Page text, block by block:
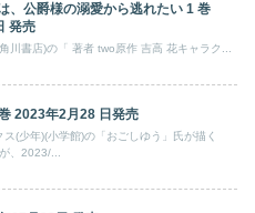
、公爵様の溺愛から逃れたい 1 巻
発売
B's-LOG COMICS(角川書店)の「 著者 two原作 吉高 花キャラク...
2023年2月28 日発売
(少年)(小学館)の「おごしゆう」氏が描く
、2023/...